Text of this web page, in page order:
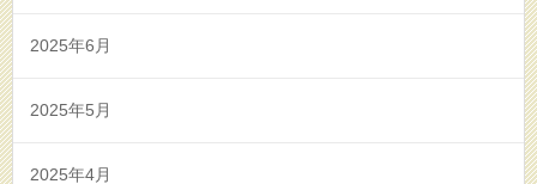
2025年6月
2025年5月
2025年4月